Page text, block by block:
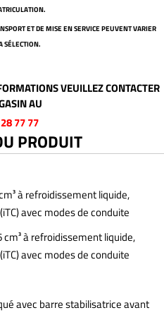
ET DE MISE EN SERVICE PEUVENT VARIER
SÉLECTION.
VEUILLEZ CONTACTER
AU
77 77
PRODUIT
à refroidissement liquide,
avec modes de conduite
cm³ à refroidissement liquide,
avec modes de conduite
avec barre stabilisatrice avant